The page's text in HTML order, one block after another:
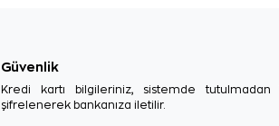
Güvenlik
Kredi kartı bilgileriniz, sistemde tutulmadan
şifrelenerek bankanıza iletilir.